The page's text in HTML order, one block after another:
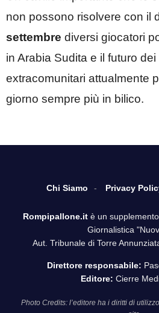
non possono risolvere con il
settembre diversi giocatori
in Arabia Sudita e il futuro
extracomunitari attualmente
giorno sempre più in bilico.
Chi Siamo Privacy
Rompipallone.it è un
Giornalistica
Aut. Tribunale di Torre
Direttore responsabile:
Editore: Cierre
Photo Credits: l’editore ha i diritti di